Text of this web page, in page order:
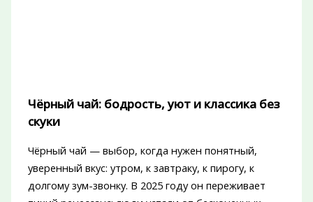
Чёрный чай: бодрость, уют и классика без
скуки
Чёрный чай — выбор, когда нужен понятный,
уверенный вкус: утром, к завтраку, к пирогу, к
долгому зум-звонку. В 2025 году он переживает